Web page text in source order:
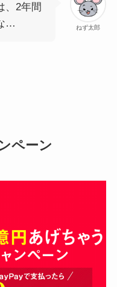
ねず太郎
、2年間
…
ペーン